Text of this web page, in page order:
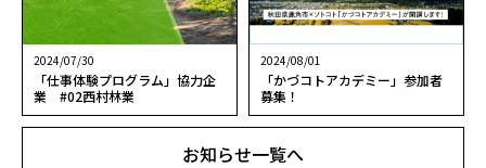
2024/07/30
「仕事体験プログラム」協力企
業 #02西村林業
お知らせ一覧へ
2024/08/01
「かづコトアカデミー」参加者
募集！